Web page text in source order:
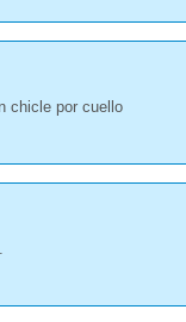
chicle por cuello